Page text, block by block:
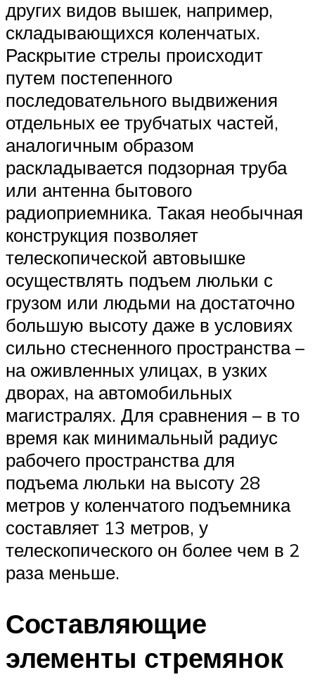
других видов вышек, например,
складывающихся коленчатых.
Раскрытие стрелы происходит
путем постепенного
последовательного выдвижения
отдельных ее трубчатых частей,
аналогичным образом
раскладывается подзорная труба
или антенна бытового
радиоприемника. Такая необычная
конструкция позволяет
телескопической автовышке
осуществлять подъем люльки с
грузом или людьми на достаточно
большую высоту даже в условиях
сильно стесненного пространства –
на оживленных улицах, в узких
дворах, на автомобильных
магистралях. Для сравнения – в то
время как минимальный радиус
рабочего пространства для
подъема люльки на высоту 28
метров у коленчатого подъемника
составляет 13 метров, у
телескопического он более чем в 2
раза меньше.
Составляющие
элементы стремянок